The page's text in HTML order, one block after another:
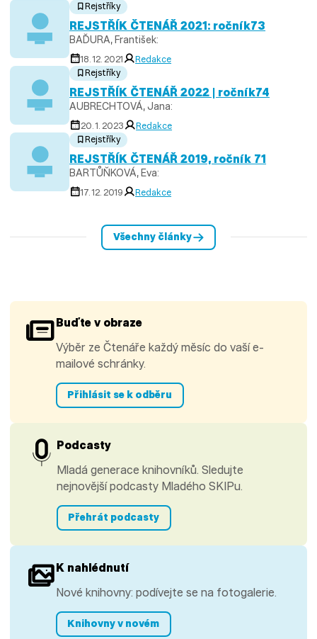
Rejstříky
REJSTŘÍK ČTENÁŘ 2021: ročník73
BAĎURA, František:
18. 12. 2021
Redakce
Rejstříky
REJSTŘÍK ČTENÁŘ 2022 | ročník74
AUBRECHTOVÁ, Jana:
20. 1. 2023
Redakce
Rejstříky
REJSTŘÍK ČTENÁŘ 2019, ročník 71
BARTŮŇKOVÁ, Eva:
17. 12. 2019 Redakce
Všechny články
Buďte v obraze
Výběr ze Čtenáře každý měsíc do vaší e-
mailové schránky.
Přihlásit se k odběru
Podcasty
Mladá generace knihovníků. Sledujte
nejnovější podcasty Mladého SKIPu.
Přehrát podcasty
K nahlédnutí
Nové knihovny: podívejte se na fotogalerie.
Knihovny v novém